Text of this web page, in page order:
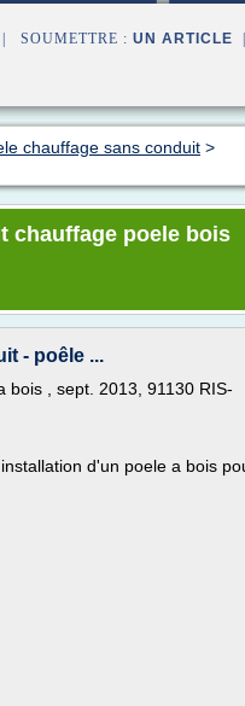
| SOUMETTRE : UN ARTICLE
chauffage sans conduit >
chauffage poele bois
- poêle ...
bois , sept. 2013, 91130 RIS-
d'un poele a bois